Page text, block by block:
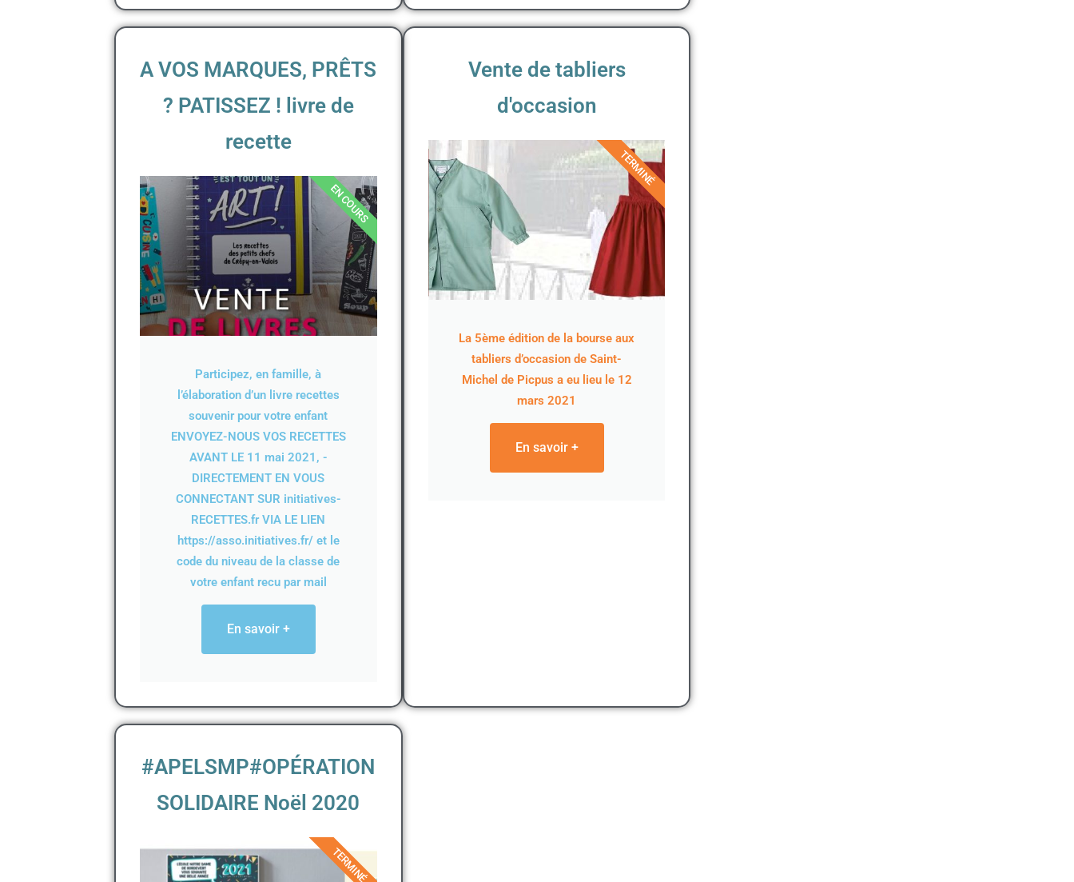
A VOS MARQUES, PRÊTS
? PATISSEZ ! livre de
recette
Participez, en famille, à
l’élaboration d’un livre recettes
souvenir pour votre enfant
ENVOYEZ-NOUS VOS RECETTES
AVANT LE 11 mai 2021, -
DIRECTEMENT EN VOUS
CONNECTANT SUR initiatives-
RECETTES.fr VIA LE LIEN
https://asso.initiatives.fr/ et le
code du niveau de la classe de
votre enfant recu par mail
En savoir +
EN COURS
Vente de tabliers
d'occasion
La 5ème édition de la bourse aux
tabliers d’occasion de Saint-
Michel de Picpus a eu lieu le 12
mars 2021
En savoir +
TERMINÉ
#APELSMP#OPÉRATION
SOLIDAIRE Noël 2020
TERMINÉ